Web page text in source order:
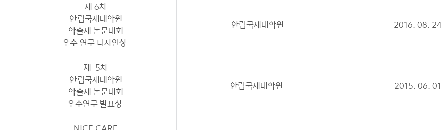
제 6차
한림국제대학원
학술제 논문대회
우수 연구 디자인상
한림국제대학원 2016. 08. 24
제 5차
한림국제대학원
학술제 논문대회
우수연구 발표상
한림국제대학원 2015. 06. 01